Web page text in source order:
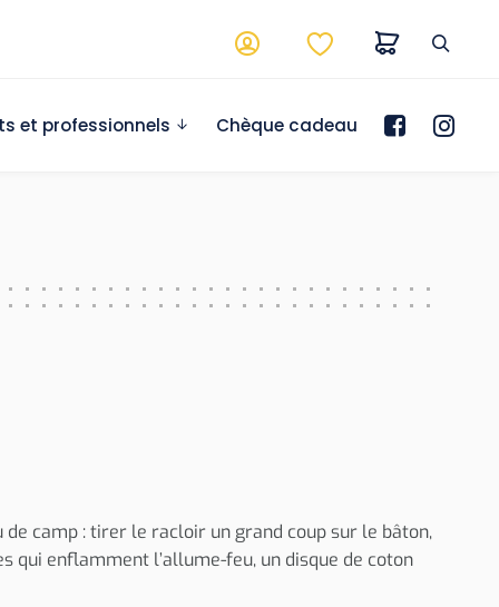
et professionnels Chèque cadeau
camp : tirer le racloir un grand coup sur le bâton,
qui enflamment l’allume-feu, un disque de coton